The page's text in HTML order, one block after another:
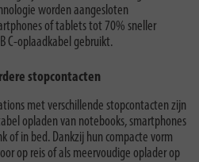
worden aangesloten
of tablets tot 70% sneller
C-oplaadkabel gebruikt.
stopcontacten
met verschillende stopcontacten zijn
opladen van notebooks, smartphones
of in bed. Dankzij hun compacte vorm
op reis of als meervoudige oplader op